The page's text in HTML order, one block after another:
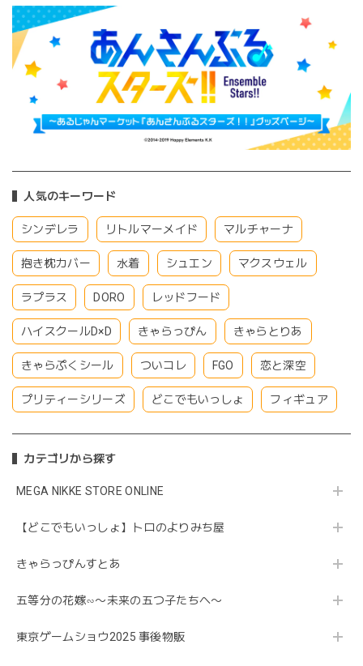
人気のキーワード
シンデレラ リトルマーメイド マルチャーナ
抱き枕カバー 水着 シュエン マクスウェル
ラプラス DORO レッドフード
ハイスクールD×D きゃらっぴん きゃらとりあ
きゃらぷくシール ついコレ FGO 恋と深空
プリティーシリーズ どこでもいっしょ フィギュア
カテゴリから探す
MEGA NIKKE STORE ONLINE
【どこでもいっしょ】トロのよりみち屋
きゃらっぴんすとあ
五等分の花嫁∽〜未来の五つ子たちへ〜
東京ゲームショウ2025 事後物販